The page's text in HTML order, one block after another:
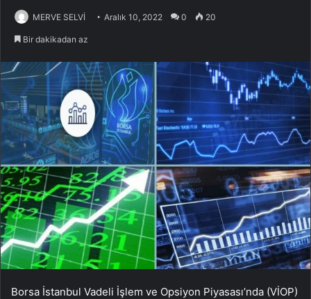
MERVE SELVİ Aralık 10, 2022 0 20
Bir dakikadan az
Borsa İstanbul Vadeli İşlem ve Opsiyon Piyasası’nda (VİOP)